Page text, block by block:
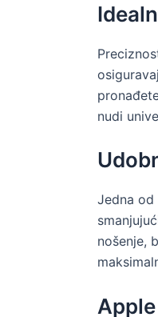
nudi
Jedna od
nošenje,